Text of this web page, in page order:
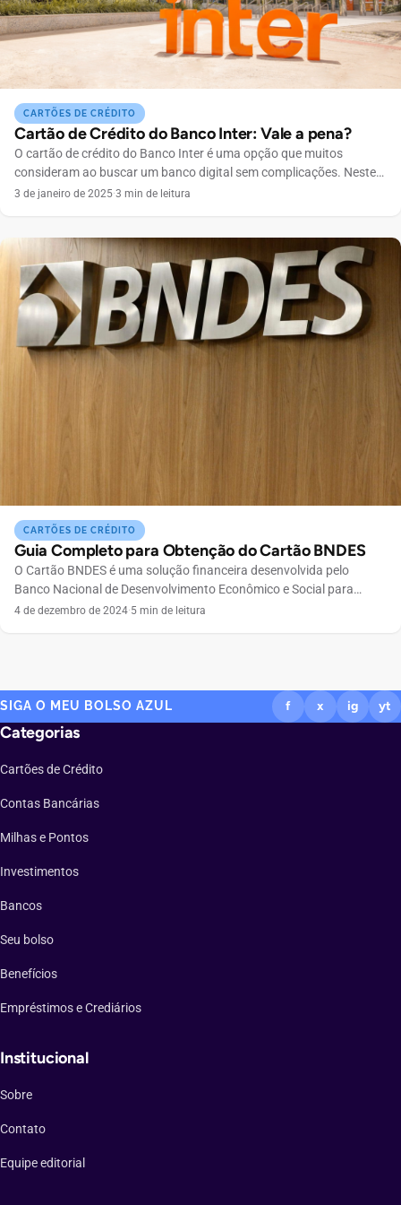
CARTÕES DE CRÉDITO
Cartão de Crédito do Banco Inter: Vale a pena?
O cartão de crédito do Banco Inter é uma opção que muitos
consideram ao buscar um banco digital sem complicações. Neste
artigo, vamos explorar todos os aspectos dos cartões disponíveis,
Banco Inter? O Banco […]
3 de janeiro de 2025·3 min de leitura
CARTÕES DE CRÉDITO
Guia Completo para Obtenção do Cartão BNDES
O Cartão BNDES é uma solução financeira desenvolvida pelo
Banco Nacional de Desenvolvimento Econômico e Social para
facilitar o acesso ao crédito para micro, pequenas e médias
4 de dezembro de 2024·5 min de leitura
SIGA O MEU BOLSO AZUL f x ig yt
Categorias
Cartões de Crédito
Contas Bancárias
Milhas e Pontos
Investimentos
Bancos
Seu bolso
Benefícios
Empréstimos e Crediários
Institucional
Sobre
Contato
Equipe editorial